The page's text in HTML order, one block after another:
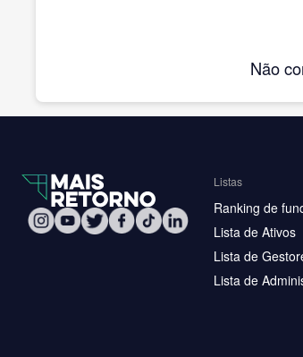
Não
Listas
Ranking de
Lista de Ativos
Lista de
Lista de